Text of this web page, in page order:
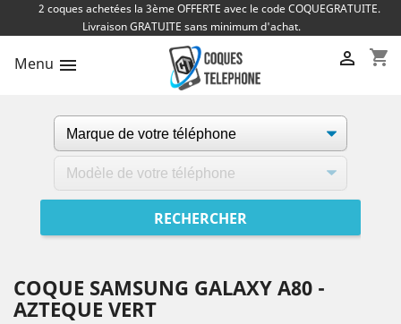
2 coques achetées la 3ème OFFERTE avec le code COQUEGRATUITE.
Livraison GRATUITE sans minimum d'achat.
Menu  shopping_cart

COQUE SAMSUNG GALAXY A80 -
AZTEQUE VERT